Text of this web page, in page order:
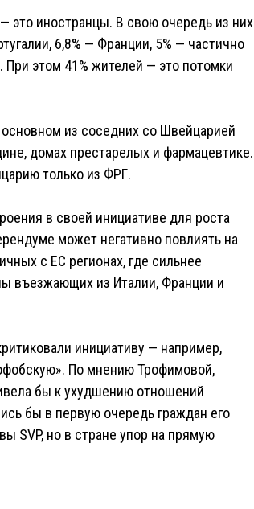
это иностранцы. В свою очередь из них
6,8% — Франции, 5% — частично
При этом 41% жителей — это потомки
из соседних со Швейцарией
домах престарелых и фармацевтике.
только из ФРГ.
в своей инициативе для роста
может негативно повлиять на
с ЕС регионах, где сильнее
въезжающих из Италии, Франции и
инициативу — например,
По мнению Трофимовой,
бы к ухудшению отношений
бы в первую очередь граждан его
SVP, но в стране упор на прямую